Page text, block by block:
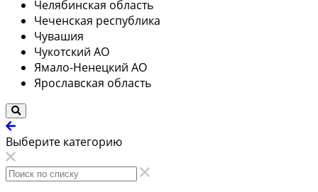
Челябинская область
Чеченская республика
Чувашия
Чукотский АО
Ямало-Ненецкий АО
Ярославская область
Выберите категорию